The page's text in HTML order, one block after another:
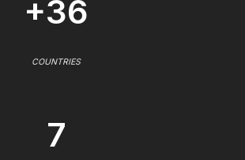
+36
COUNTRIES
7